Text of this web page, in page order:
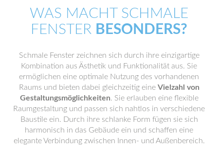
WAS MACHT SCHMALE
FENSTER BESONDERS?
Schmale Fenster zeichnen sich durch ihre einzigartige
Kombination aus Ästhetik und Funktionalität aus. Sie
ermöglichen eine optimale Nutzung des vorhandenen
Raums und bieten dabei gleichzeitig eine Vielzahl von
Gestaltungsmöglichkeiten. Sie erlauben eine flexible
Raumgestaltung und passen sich nahtlos in verschiedene
Baustile ein. Durch ihre schlanke Form fügen sie sich
harmonisch in das Gebäude ein und schaffen eine
elegante Verbindung zwischen Innen- und Außenbereich.